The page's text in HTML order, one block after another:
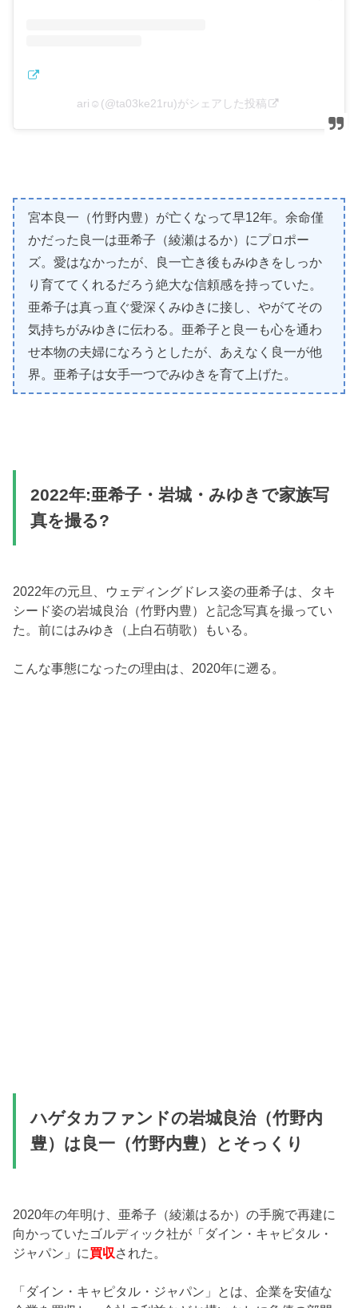
ari︎︎☺︎(@ta03ke21ru)がシェアした投稿
宮本良一（竹野内豊）が亡くなって早12年。余命僅
かだった良一は亜希子（綾瀬はるか）にプロポー
ズ。愛はなかったが、良一亡き後もみゆきをしっか
り育ててくれるだろう絶大な信頼感を持っていた。
亜希子は真っ直ぐ愛深くみゆきに接し、やがてその
気持ちがみゆきに伝わる。亜希子と良一も心を通わ
せ本物の夫婦になろうとしたが、あえなく良一が他
界。亜希子は女手一つでみゆきを育て上げた。
2022年:亜希子・岩城・みゆきで家族写
真を撮る?
2022年の元旦、ウェディングドレス姿の亜希子は、タキ
シード姿の岩城良治（竹野内豊）と記念写真を撮ってい
た。前にはみゆき（上白石萌歌）もいる。
こんな事態になったの理由は、2020年に遡る。
ハゲタカファンドの岩城良治（竹野内
豊）は良一（竹野内豊）とそっくり
2020年の年明け、亜希子（綾瀬はるか）の手腕で再建に
向かっていたゴルディック社が「ダイン・キャピタル・
ジャパン」に買収された。
「ダイン・キャピタル・ジャパン」とは、企業を安値な